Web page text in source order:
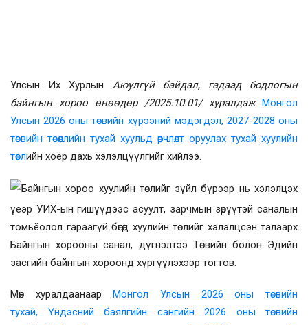
Улсын Их Хурлын Аюулгүй байдал, гадаад бодлогын
байнгын хороо өнөөдөр /2025.10.01/ хуралдаж Монгол
Улсын 2026 оны төсвийн хүрээний мэдэгдэл, 2027-2028 оны
төсвийн төсөөллийн тухай хуульд өөрчлөлт оруулах тухай хуулийн
төслийн хоёр дахь хэлэлцүүлгийг хийлээ.
Байнгын хороо хуулийн төслийг зүйл бүрээр нь хэлэлцэх
үеэр УИХ-ын гишүүдээс асуулт, зарчмын зөрүүтэй саналын
томьёолол гараагүй бөгөөд хуулийн төслийг хэлэлцсэн талаарх
Байнгын хороонысанал, дүгнэлтээ Төсвийн болон Эдийн
засгийн байнгын хороонд хүргүүлэхээр тогтов.
Мөн хуралдаанаарМонгол Улсын 2026 оны төсвийн
тухай,
Үндэсний баялгийн сангийн 2026 оны төсвийн